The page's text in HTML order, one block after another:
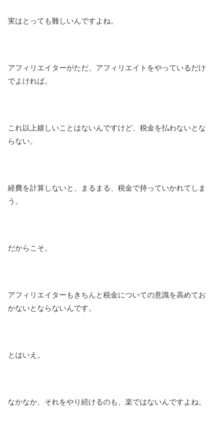
実はとっても難しいんですよね。
アフィリエイターがただ、アフィリエイトをやっているだけ
でよければ。
これ以上嬉しいことはないんですけど、税金を払わないとな
らない。
経費を計算しないと、まるまる、税金で持っていかれてしま
う。
だからこそ。
アフィリエイターもきちんと税金についての意識を高めてお
かないとならないんです。
とはいえ。
なかなか、それをやり続けるのも、楽ではないんですよね。